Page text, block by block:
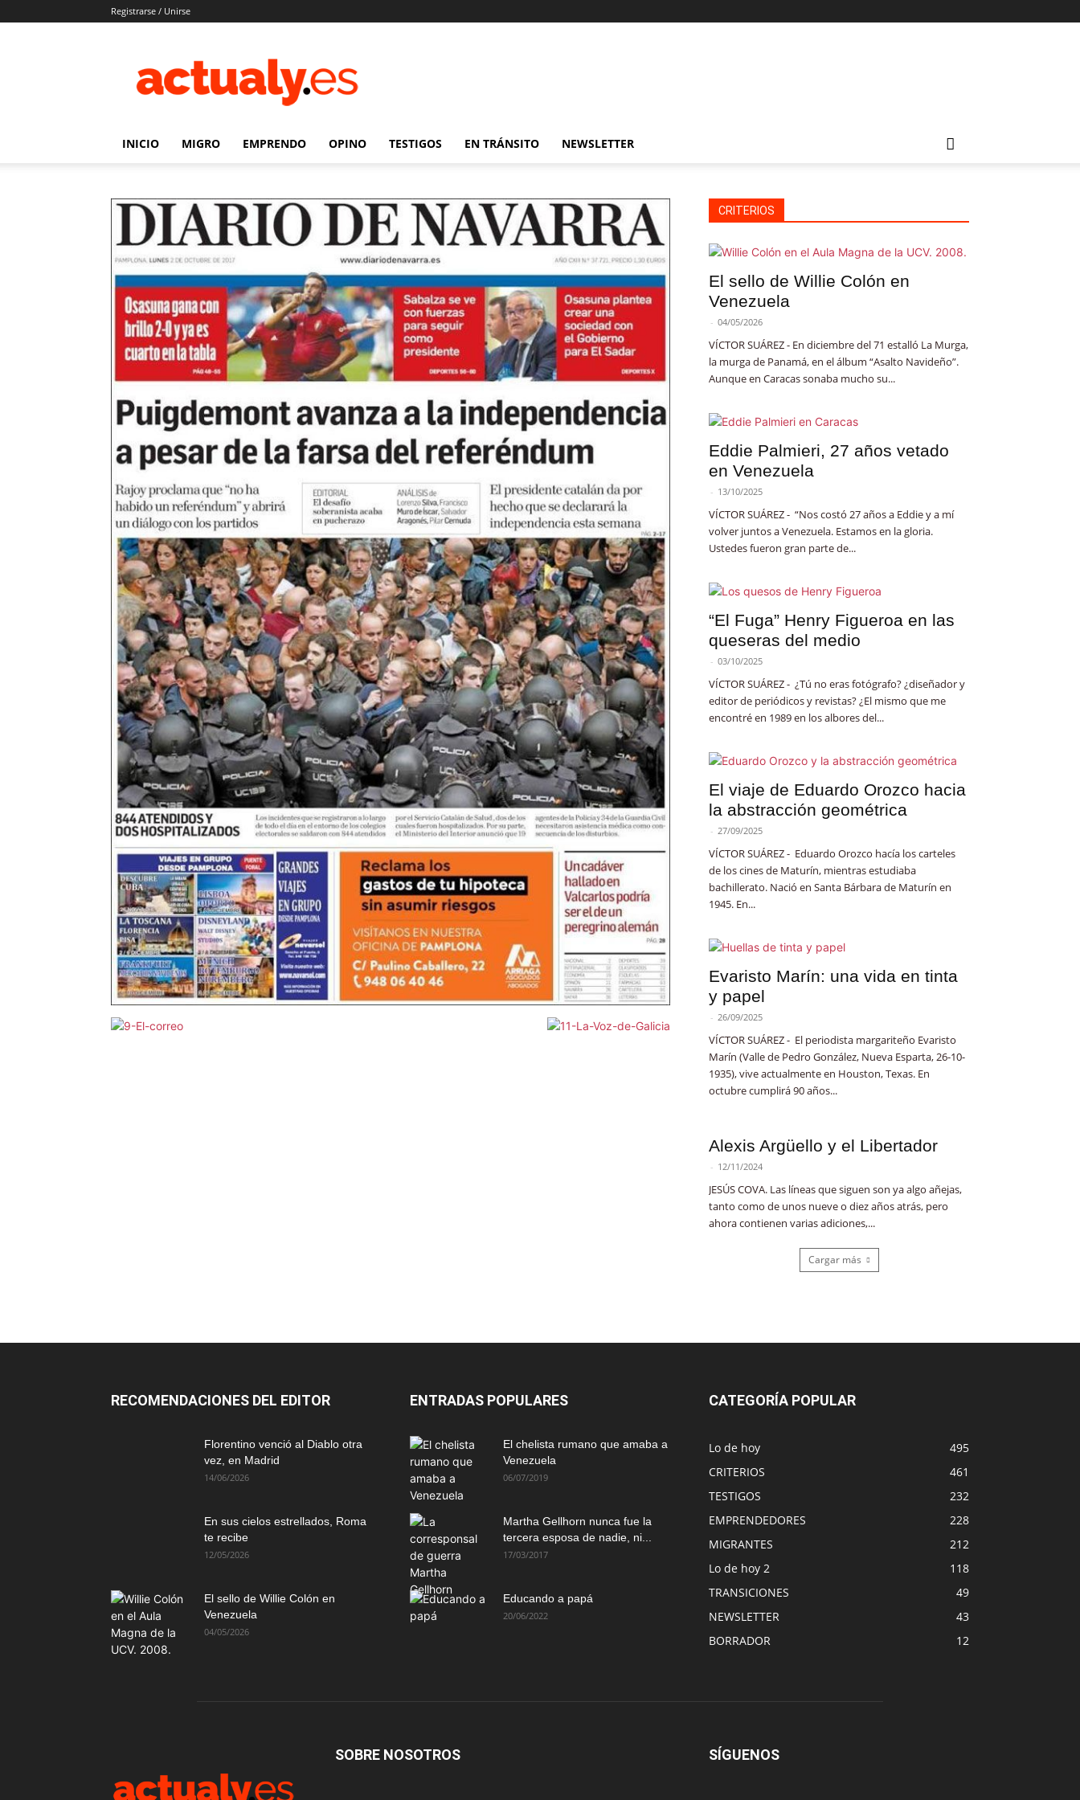
Registrarse / Unirse
|
Noticias
venezolanos
INICIO MIGRO EMPRENDO OPINO TESTIGOS EN TRÁNSITO NEWSLETTER
CRITERIOS
El sello de Willie Colón en
Venezuela
- 04/05/2026
VÍCTOR SUÁREZ - En diciembre del 71 estalló La Murga,
la murga de Panamá, en el álbum “Asalto Navideño”.
Aunque en Caracas sonaba mucho su...
Eddie Palmieri, 27 años vetado
en Venezuela
- 13/10/2025
VÍCTOR SUÁREZ - “Nos costó 27 años a Eddie y a mí
volver juntos a Venezuela. Estamos en la gloria.
Ustedes fueron gran parte de...
“El Fuga” Henry Figueroa en las
queseras del medio
- 03/10/2025
VÍCTOR SUÁREZ - ¿Tú no eras fotógrafo? ¿diseñador y
editor de periódicos y revistas? ¿El mismo que me
encontré en 1989 en los albores del...
El viaje de Eduardo Orozco hacia
la abstracción geométrica
- 27/09/2025
VÍCTOR SUÁREZ - Eduardo Orozco hacía los carteles
de los cines de Maturín, mientras estudiaba
bachillerato. Nació en Santa Bárbara de Maturín en
1945. En...
Evaristo Marín: una vida en tinta
y papel
- 26/09/2025
VÍCTOR SUÁREZ - El periodista margariteño Evaristo
Marín (Valle de Pedro González, Nueva Esparta, 26-10-
1935), vive actualmente en Houston, Texas. En
octubre cumplirá 90 años...
Alexis Argüello y el Libertador
- 12/11/2024
JESÚS COVA. Las líneas que siguen son ya algo añejas,
tanto como de unos nueve o diez años atrás, pero
ahora contienen varias adiciones,...
Cargar más
RECOMENDACIONES DEL EDITOR
Florentino venció al Diablo otra
vez, en Madrid
14/06/2026
En sus cielos estrellados, Roma
te recibe
12/05/2026
El sello de Willie Colón en
Venezuela
04/05/2026
ENTRADAS POPULARES
El chelista rumano que amaba a
Venezuela
06/07/2019
Martha Gellhorn nunca fue la
tercera esposa de nadie, ni...
17/03/2017
Educando a papá
20/06/2022
CATEGORÍA POPULAR
Lo de hoy
495
CRITERIOS
461
TESTIGOS
232
EMPRENDEDORES
228
MIGRANTES
212
Lo de hoy 2
118
TRANSICIONES
49
NEWSLETTER
43
BORRADOR
12
SOBRE NOSOTROS SÍGUENOS